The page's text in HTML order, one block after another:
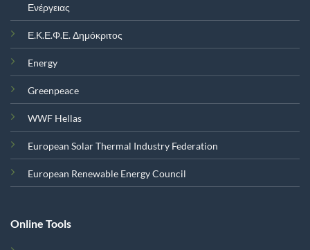
Ενέργειας
Ε.Κ.Ε.Φ.Ε. Δημόκριτος
Energy
Greenpeace
WWF Hellas
European Solar Thermal Industry Federation
European Renewable Energy Council
Online Tools